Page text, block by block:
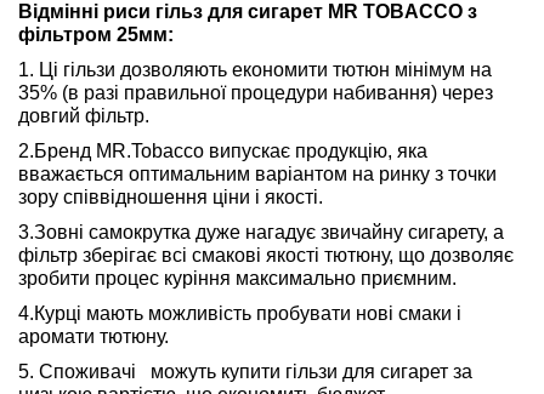
Відмінні риси гільз для сигарет MR TOBACCO з
фільтром 25мм:
1. Ці гільзи дозволяють економити тютюн мінімум на
35% (в разі правильної процедури набивання) через
довгий фільтр.
2.Бренд MR.Tobacco випускає продукцію, яка
вважається оптимальним варіантом на ринку з точки
зору співвідношення ціни і якості.
3.Зовні самокрутка дуже нагадує звичайну сигарету, а
фільтр зберігає всі смакові якості тютюну, що дозволяє
зробити процес куріння максимально приємним.
4.Курці мають можливість пробувати нові смаки і
аромати тютюну.
5. Споживачі можуть купити гільзи для сигарет за